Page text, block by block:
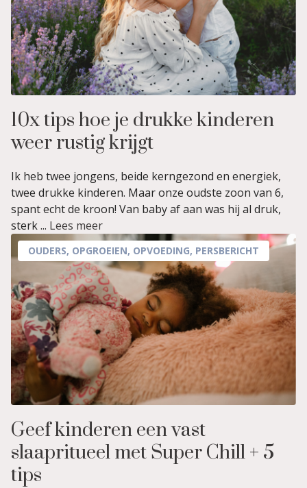
10x tips hoe je drukke kinderen
weer rustig krijgt
Ik heb twee jongens, beide kerngezond en energiek,
twee drukke kinderen. Maar onze oudste zoon van 6,
spant echt de kroon! Van baby af aan was hij al druk,
sterk ... Lees meer
OUDERS, OPGROEIEN, OPVOEDING, PERSBERICHT
Geef kinderen een vast
slaapritueel met Super Chill + 5
tips